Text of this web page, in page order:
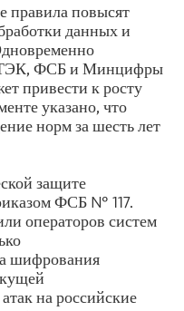
правила повысят
данных и
ФСБ и Минцифры
привести к росту
указано, что
норм за шесть лет
защите
ФСБ № 117.
операторов систем
шифрования
на российские